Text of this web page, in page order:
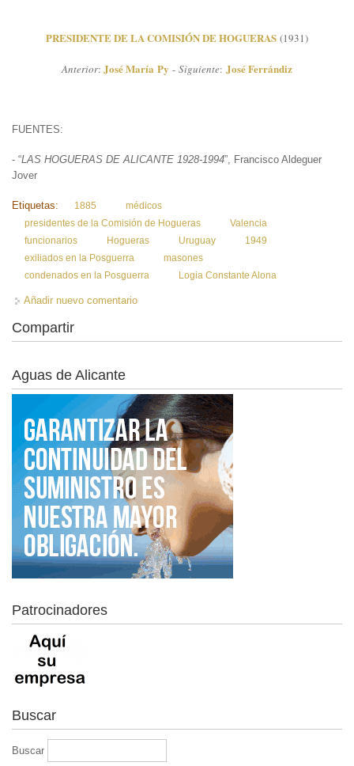
PRESIDENTE DE LA COMISIÓN DE HOGUERAS (1931)
Anterior: José María Py - Siguiente: José Ferrándiz
FUENTES:
- “LAS HOGUERAS DE ALICANTE 1928-1994”, Francisco Aldeguer
Jover
Etiquetas: 1885
médicos
presidentes de la Comisión de Hogueras
Valencia
funcionarios
Hogueras Uruguay
1949
exiliados en la Posguerra
masones
condenados en la Posguerra
Logia Constante Alona
Añadir nuevo comentario
Compartir
Aguas de Alicante
Patrocinadores
Buscar
Buscar